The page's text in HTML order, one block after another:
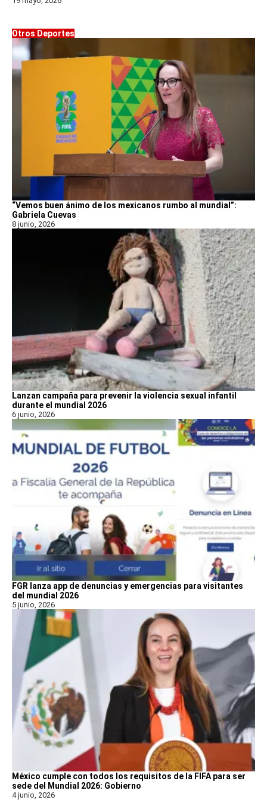
Otros Deportes
“Vemos buen ánimo de los mexicanos rumbo al mundial”:
Gabriela Cuevas
8 junio, 2026
Lanzan campaña para prevenir la violencia sexual infantil
durante el mundial 2026
6 junio, 2026
FGR lanza app de denuncias y emergencias para visitantes
del mundial 2026
5 junio, 2026
México cumple con todos los requisitos de la FIFA para ser
sede del Mundial 2026: Gobierno
4 junio, 2026